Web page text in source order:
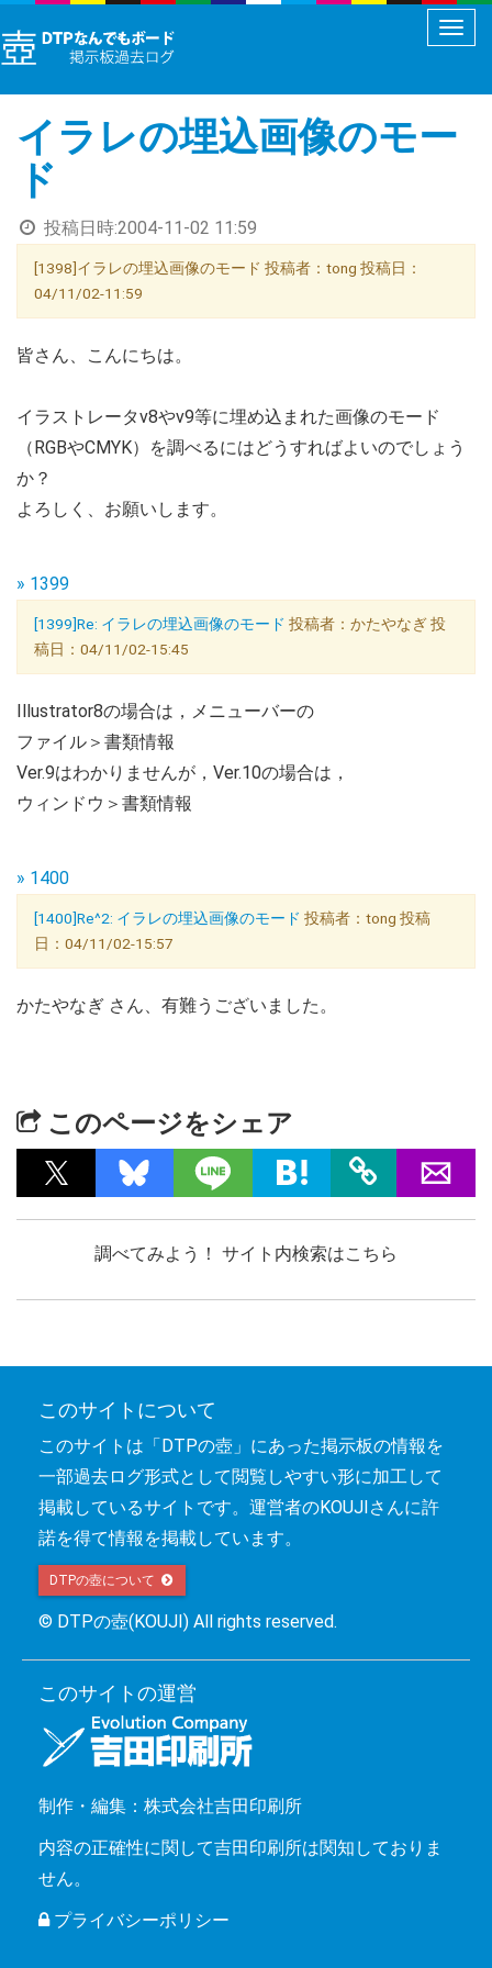
メ
ュ
え
イラレの埋込画像のモー
ド
投稿日時:2004-11-02 11:59
[1398]イラレの埋込画像のモード 投稿者：tong 投稿日：
04/11/02-11:59
皆さん、こんにちは。
イラストレータv8やv9等に埋め込まれた画像のモード
（RGBやCMYK）を調べるにはどうすればよいのでしょう
か？
よろしく、お願いします。
» 1399
[1399]Re: イラレの埋込画像のモード 投稿者：かたやなぎ 投
稿日：04/11/02-15:45
Illustrator8の場合は，メニューバーの
ファイル＞書類情報
Ver.9はわかりませんが，Ver.10の場合は，
ウィンドウ＞書類情報
» 1400
[1400]Re^2: イラレの埋込画像のモード 投稿者：tong 投稿
日：04/11/02-15:57
かたやなぎ さん、有難うございました。
このページをシェア
調べてみよう！ サイト内検索はこちら
このサイトについて
このサイトは「DTPの壺」にあった掲示板の情報を
一部過去ログ形式として閲覧しやすい形に加工して
掲載しているサイトです。運営者のKOUJIさんに許
諾を得て情報を掲載しています。
DTPの壺について
© DTPの壺(KOUJI) All rights reserved.
このサイトの運営
制作・編集：株式会社吉田印刷所
内容の正確性に関して吉田印刷所は関知しておりま
せん。
プライバシーポリシー